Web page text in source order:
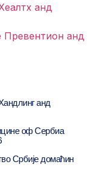
анд
Превентион анд
анд
оф Сербиа
Србије домаћин